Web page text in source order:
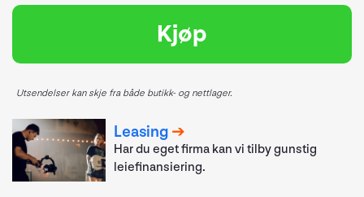
Kjøp
Utsendelser kan skje fra både butikk- og nettlager.
Leasing
Har du eget firma kan vi tilby gunstig
leiefinansiering.